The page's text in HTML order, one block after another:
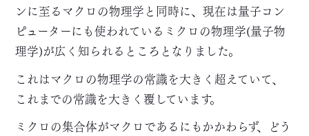
ンに至るマクロの物理学と同時に、現在は量子コン
ピューターにも使われているミクロの物理学(量子物
理学)が広く知られるところとなりました。
これはマクロの物理学の常識を大きく超えていて、
これまでの常識を大きく覆しています。
ミクロの集合体がマクロであるにもかかわらず、どう